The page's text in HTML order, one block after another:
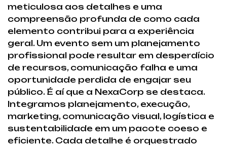
meticulosa aos detalhes e uma
compreensão profunda de como cada
elemento contribui para a experiência
geral. Um evento sem um planejamento
profissional pode resultar em desperdício
de recursos, comunicação falha e uma
oportunidade perdida de engajar seu
público. É aí que a NexaCorp se destaca.
Integramos planejamento, execução,
marketing, comunicação visual, logística e
sustentabilidade em um pacote coeso e
eficiente. Cada detalhe é orquestrado